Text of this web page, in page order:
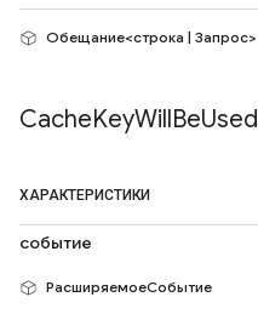
Обещание<строка | Запрос>
CacheKeyWillBeUsed
ХАРАКТЕРИСТИКИ
событие
РасширяемоеСобытие